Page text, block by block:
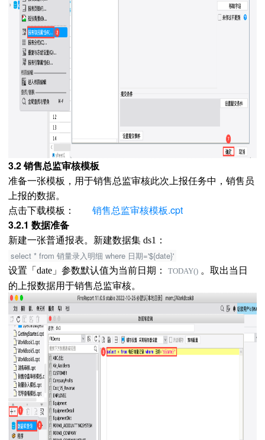
3.2 销售总监审核模板
准备一张模板，用于销售总监审核此次上报任务中，销售员
上报的数据。
点击下载模板：
销售总监审核模板.cpt
3.2.1 数据准备
新建一张普通报表。新建数据集 ds1：
select * from 销量录入明细 where 日期='${date}'
设置「date」参数默认值为当前日期： TODAY() 。取出当日
的上报数据用于销售总监审核。